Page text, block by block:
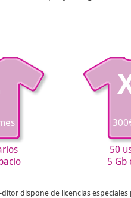
50
5 Gb
ditor dispone de licencias especiales